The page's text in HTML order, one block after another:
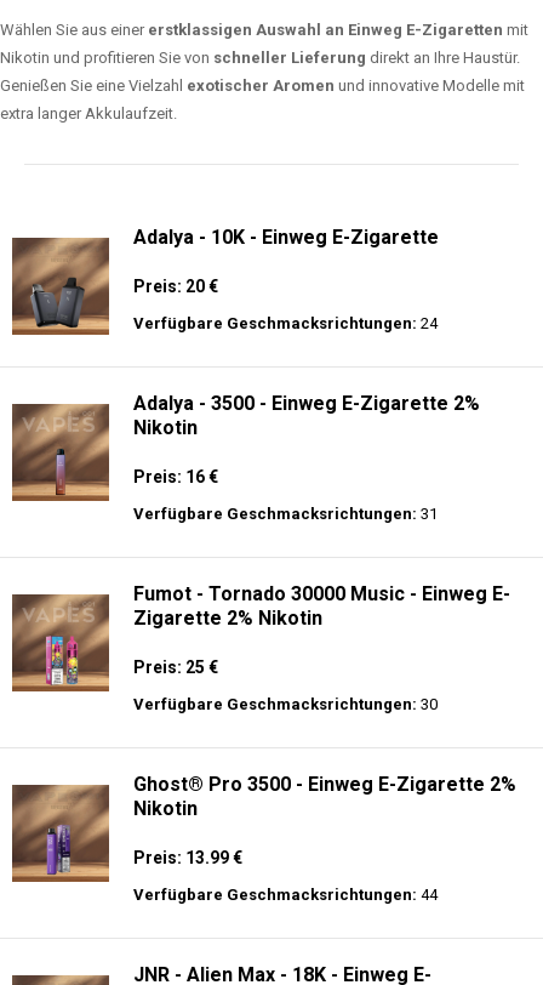
Wählen Sie aus einer erstklassigen Auswahl an Einweg E-Zigaretten mit
Nikotin und profitieren Sie von schneller Lieferung direkt an Ihre Haustür.
Genießen Sie eine Vielzahl exotischer Aromen und innovative Modelle mit
extra langer Akkulaufzeit.
Adalya - 10K - Einweg E-Zigarette
Preis: 20 €
Verfügbare Geschmacksrichtungen: 24
Adalya - 3500 - Einweg E-Zigarette 2%
Nikotin
Preis: 16 €
Verfügbare Geschmacksrichtungen: 31
Fumot - Tornado 30000 Music - Einweg E-
Zigarette 2% Nikotin
Preis: 25 €
Verfügbare Geschmacksrichtungen: 30
Ghost® Pro 3500 - Einweg E-Zigarette 2%
Nikotin
Preis: 13.99 €
Verfügbare Geschmacksrichtungen: 44
JNR - Alien Max - 18K - Einweg E-